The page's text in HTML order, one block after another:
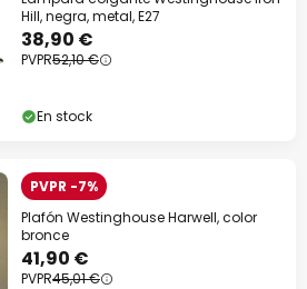
Hill, negra, metal, E27
38,90 €
PVPR52,10 €
En stock
PVPR -7%
Plafón Westinghouse Harwell, color
bronce
41,90 €
PVPR45,01 €